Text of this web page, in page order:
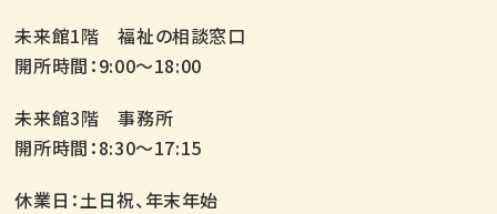
未来館1階 福祉の相談窓口
開所時間：9:00～18:00
未来館3階 事務所
開所時間：8:30～17:15
休業日：土日祝、年末年始